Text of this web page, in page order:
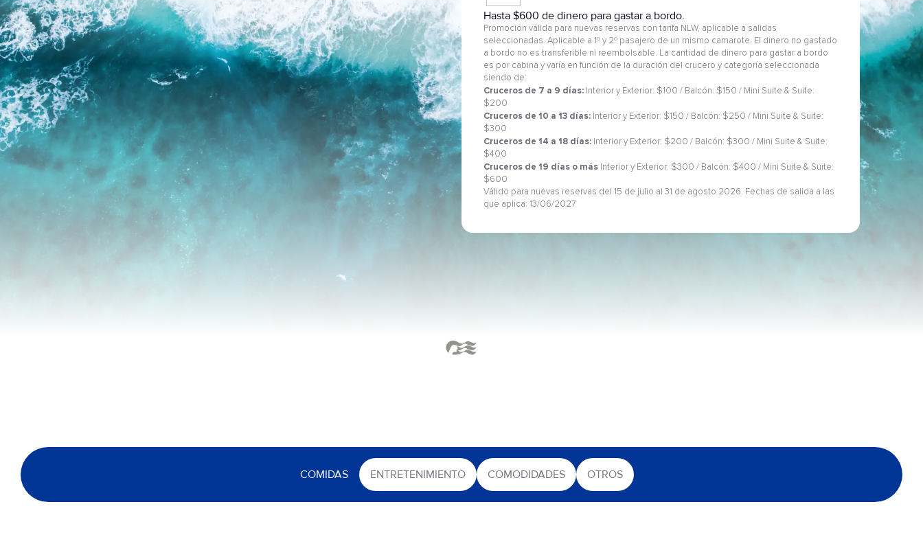
Hasta $600 de dinero para gastar a bordo.
Promoción válida para nuevas reservas con tarifa NLW, aplicable a salidas
seleccionadas. Aplicable a 1º y 2º pasajero de un mismo camarote. El dinero no gastado
a bordo no es transferible ni reembolsable. La cantidad de dinero para gastar a bordo
es por cabina y varía en función de la duración del crucero y categoría seleccionada
siendo de:
Cruceros de 7 a 9 días: Interior y Exterior: $100 / Balcón: $150 / Mini Suite & Suite:
$200
Cruceros de 10 a 13 días: Interior y Exterior: $150 / Balcón: $250 / Mini Suite & Suite:
$300
Cruceros de 14 a 18 días: Interior y Exterior: $200 / Balcón: $300 / Mini Suite & Suite:
$400
Cruceros de 19 días o más Interior y Exterior: $300 / Balcón: $400 / Mini Suite & Suite:
$600
Válido para nuevas reservas del 15 de julio al 31 de agosto 2026. Fechas de salida a las
que aplica: 13/06/2027
COMIDAS ENTRETENIMIENTO COMODIDADES OTROS